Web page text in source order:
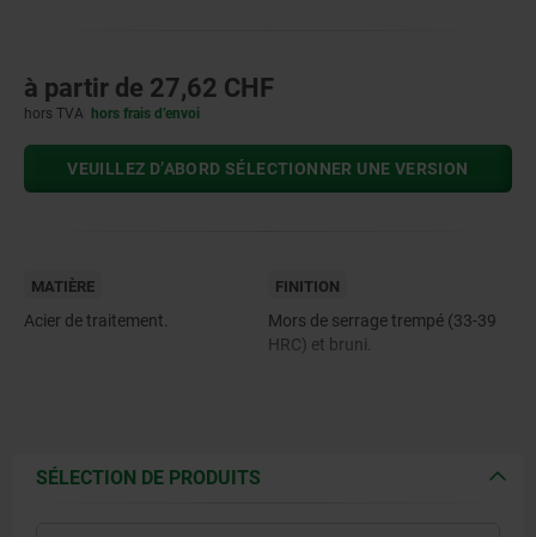
à partir de 27,62 CHF
hors TVA hors frais d’envoi
VEUILLEZ D’ABORD SÉLECTIONNER UNE VERSION
MATIÈRE
Acier de traitement.
FINITION
Mors de serrage trempé (33-39
HRC) et bruni.
SÉLECTION DE PRODUITS